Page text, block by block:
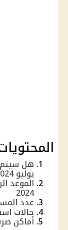
هل
يوليو 2024 بعد إجازة العيد ؟
الموعد
2024
عدد
حالات
أماكن